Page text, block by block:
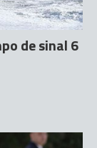
de sinal 6